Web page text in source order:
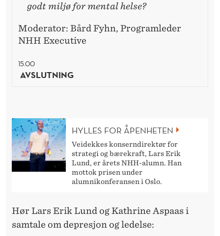
godt miljø for mental helse?
Moderator: Bård Fyhn, Programleder
NHH Executive
15.00
AVSLUTNING
HYLLES FOR ÅPENHETEN
Veidekkes konserndirektør for
strategi og bærekraft, Lars Erik
Lund, er årets NHH-alumn. Han
mottok prisen under
alumnikonferansen i Oslo.
Hør Lars Erik Lund og Kathrine Aspaas i
samtale om depresjon og ledelse: